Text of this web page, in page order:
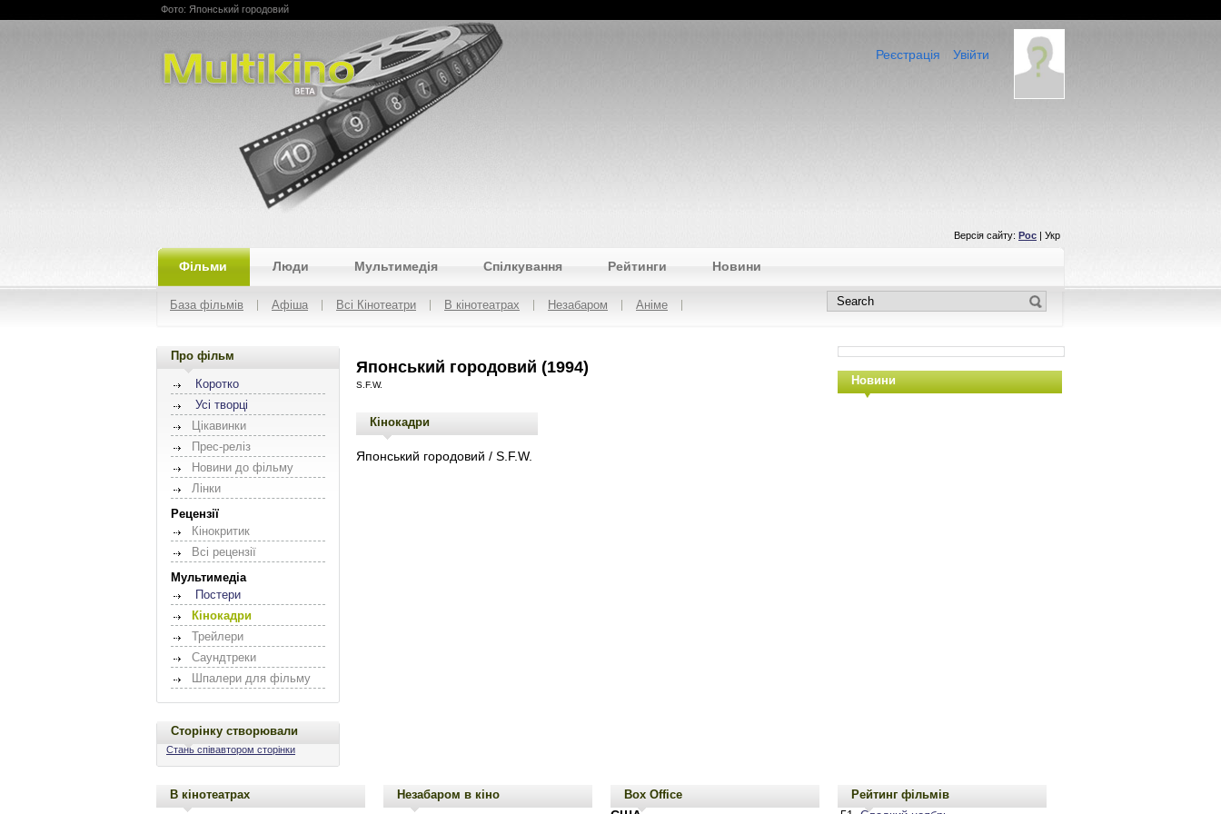
Multikino
Фото: Японський городовий
Увійти
Реєстрація
Версія сайту: Рос | Укр
Фільми Люди Мультимедія Спілкування Рейтинги Новини
База фільмів Афіша Всі Кінотеатри В кінотеатрах Незабаром Аніме
Про фільм
Коротко
Усі творці
Цікавинки
Прес-реліз
Новини до фільму
Лінки
Рецензії
Кінокритик
Всі рецензії
Мультимедіа
Постери
Кінокадри
Трейлери
Саундтреки
Шпалери для фільму
Сторінку створювали
Стань співавтором сторінки
Японський городовий (1994)
S.F.W.
Кінокадри
Японський городовий / S.F.W.
Новини
В кінотеатрах Незабаром в кіно Box Office Рейтинг фільмів